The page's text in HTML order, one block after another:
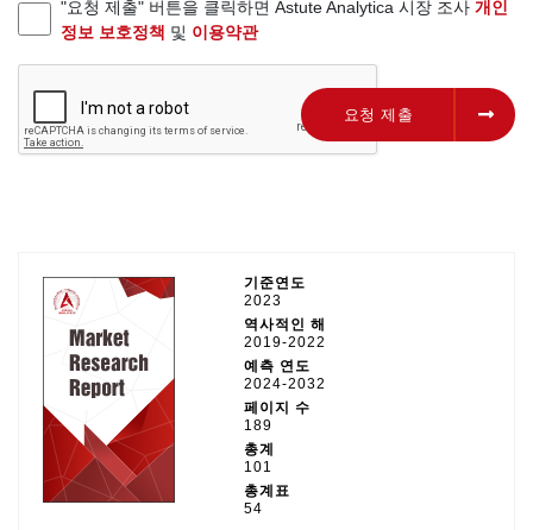
"요청 제출" 버튼을 클릭하면 Astute Analytica 시장 조사개인
정보 보호정책 및 이용약관
요청 제출 요청 제출
기준연도
2023
역사적인 해
2019-2022
예측 연도
2024-2032
페이지 수
189
총계
101
총계표
54